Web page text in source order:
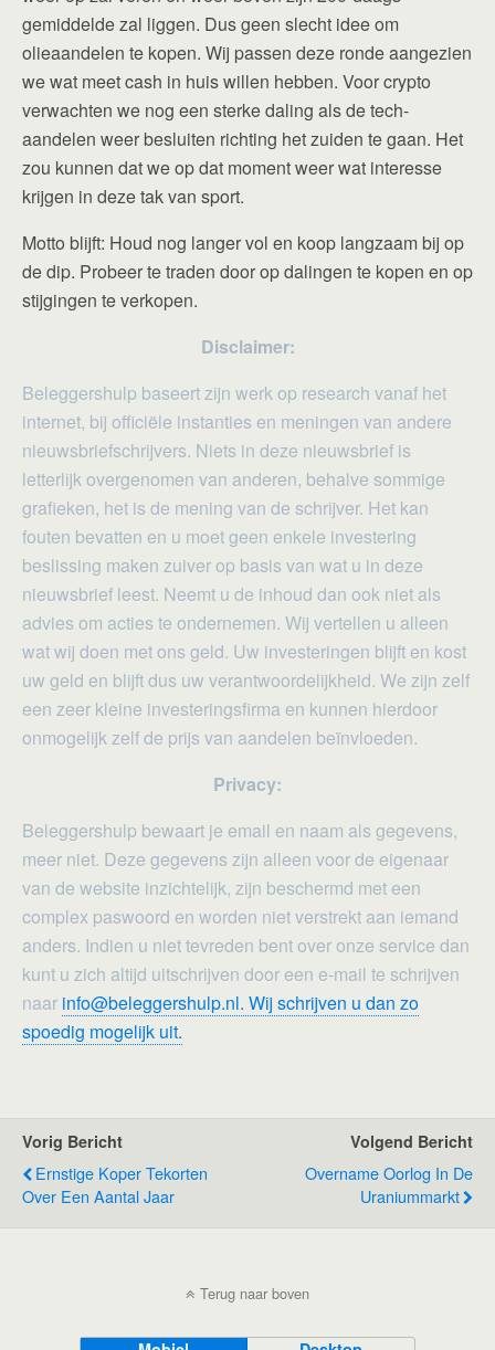
gemiddelde zal liggen. Dus geen slecht idee om
olieaandelen te kopen. Wij passen deze ronde aangezien
we wat meet cash in huis willen hebben. Voor crypto
verwachten we nog een sterke daling als de tech-
aandelen weer besluiten richting het zuiden te gaan. Het
zou kunnen dat we op dat moment weer wat interesse
krijgen in deze tak van sport.
Motto blijft: Houd nog langer vol en koop langzaam bij op
de dip. Probeer te traden door op dalingen te kopen en op
stijgingen te verkopen.
Disclaimer:
Beleggershulp baseert zijn werk op research vanaf het
internet, bij officiële instanties en meningen van andere
nieuwsbriefschrijvers. Niets in deze nieuwsbrief is
letterlijk overgenomen van anderen, behalve sommige
grafieken, het is de mening van de schrijver. Het kan
fouten bevatten en u moet geen enkele investering
beslissing maken zuiver op basis van wat u in deze
nieuwsbrief leest. Neemt u de inhoud dan ook niet als
advies om acties te ondernemen. Wij vertellen u alleen
wat wij doen met ons geld. Uw investeringen blijft en kost
uw geld en blijft dus uw verantwoordelijkheid. We zijn zelf
een zeer kleine investeringsfirma en kunnen hierdoor
onmogelijk zelf de prijs van aandelen beïnvloeden.
Privacy:
Beleggershulp bewaart je email en naam als gegevens,
meer niet. Deze gegevens zijn alleen voor de eigenaar
van de website inzichtelijk, zijn beschermd met een
complex paswoord en worden niet verstrekt aan iemand
anders. Indien u niet tevreden bent over onze service dan
kunt u zich altijd uitschrijven door een e-mail te schrijven
naar info@beleggershulp.nl. Wij schrijven u dan zo
spoedig mogelijk uit.
Vorig Bericht
Ernstige Koper Tekorten
Over Een Aantal Jaar
Volgend Bericht
Overname Oorlog In De
Uraniummarkt
Terug naar boven